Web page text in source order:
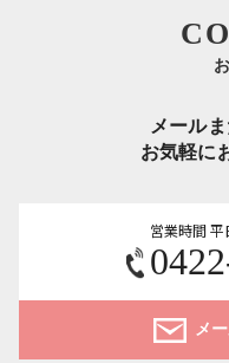
メール
お気軽に
営業時間 平
メ